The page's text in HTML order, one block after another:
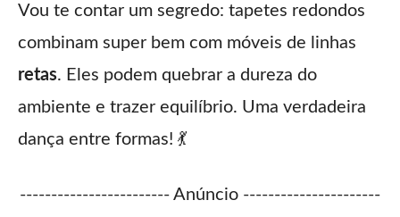
Vou te contar um segredo: tapetes redondos
combinam super bem com móveis de linhas
retas. Eles podem quebrar a dureza do
ambiente e trazer equilíbrio. Uma verdadeira
dança entre formas! 💃
------------------------ Anúncio ----------------------